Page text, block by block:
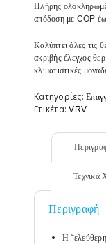
Πλήρης
απόδοση με COP
Καλύπτει όλες τις
ακριβής έλεγχος
κλιματιστικές
Κατηγορίες:
Ετικέτα:VRV
Τεχνικά
Περιγραφή
Η